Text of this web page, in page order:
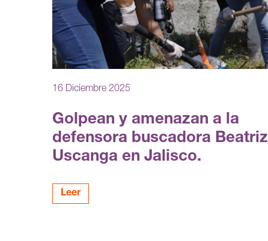
16 Diciembre 2025
Golpean y amenazan a la
defensora buscadora Beatriz
Uscanga en Jalisco.
Leer